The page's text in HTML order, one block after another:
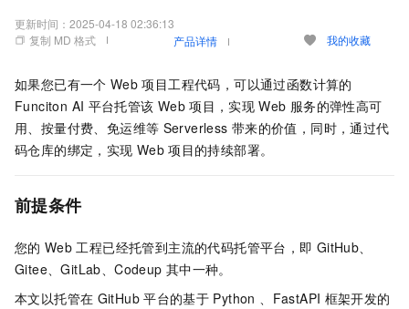
更新时间： 2025-04-18 02:36:13
复制 MD 格式
产品详情 我的收藏
如果您已有一个 Web 项目工程代码，可以通过函数计算的
Funciton AI 平台托管该 Web 项目，实现 Web 服务的弹性高可
用、按量付费、免运维等 Serverless 带来的价值，同时，通过代
码仓库的绑定，实现 Web 项目的持续部署。
前提条件
您的 Web 工程已经托管到主流的代码托管平台，即 GitHub、
Gitee、GitLab、Codeup 其中一种。
本文以托管在 GitHub 平台的基于 Python 、FastAPI 框架开发的